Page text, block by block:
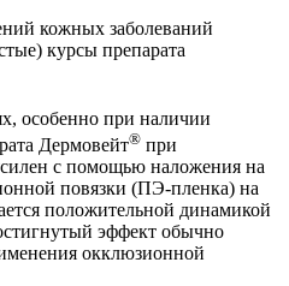
кожных заболеваний
курсы препарата
особенно при наличии
Дермовейт® при
с помощью наложения на
повязки (ПЭ-пленка) на
положительной динамикой
эффект обычно
окклюзионной